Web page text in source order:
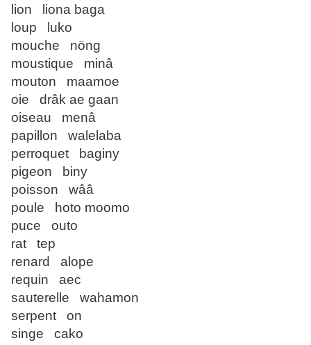
lion liona baga
loup luko
mouche nöng
moustique minâ
mouton maamoe
oie drâk ae gaan
oiseau menâ
papillon walelaba
perroquet baginy
pigeon biny
poisson wââ
poule hoto moomo
puce outo
rat tep
renard alope
requin aec
sauterelle wahamon
serpent on
singe cako